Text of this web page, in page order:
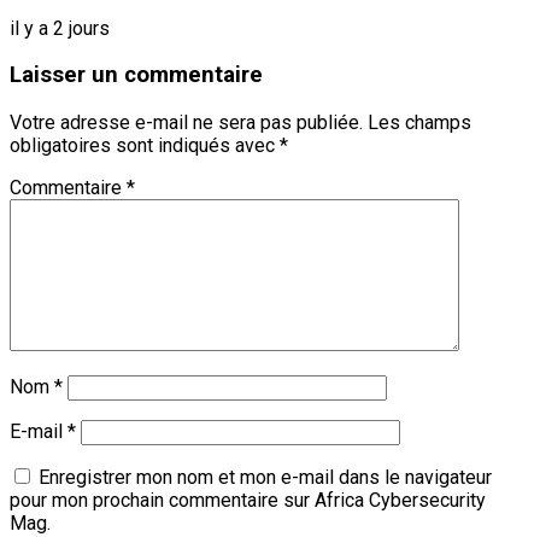
il y a 2 jours
Laisser un commentaire
Votre adresse e-mail ne sera pas publiée. Les champs
obligatoires sont indiqués avec *
Commentaire *
Nom *
E-mail *
Enregistrer mon nom et mon e-mail dans le navigateur
pour mon prochain commentaire sur Africa Cybersecurity
Mag.